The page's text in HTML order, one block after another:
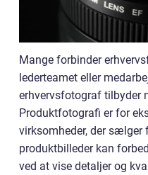
Mange forbinder
lederteamet eller
erhvervsfotograf tilbyder
Produktfotografi er for
virksomheder, der sælger
produktbilleder kan
ved at vise detaljer og